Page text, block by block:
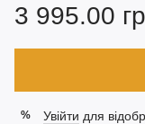
3 995.00
% Увійти для